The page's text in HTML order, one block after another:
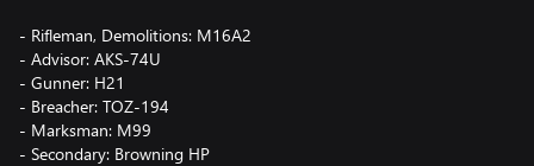
- Rifleman, Demolitions: M16A2
- Advisor: AKS-74U
- Gunner: H21
- Breacher: TOZ-194
- Marksman: M99
- Secondary: Browning HP